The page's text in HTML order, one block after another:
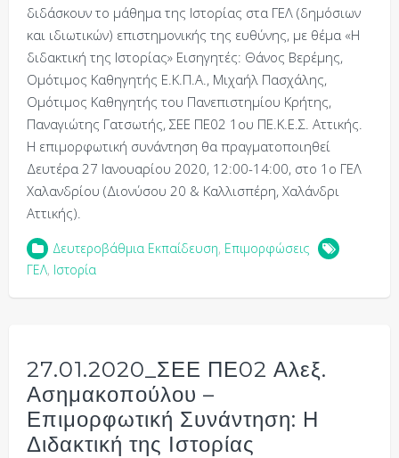
διδάσκουν το μάθημα της Ιστορίας στα ΓΕΛ (δημόσιων
και ιδιωτικών) επιστημονικής της ευθύνης, με θέμα «Η
διδακτική της Ιστορίας» Εισηγητές: Θάνος Βερέμης,
Ομότιμος Καθηγητής Ε.Κ.Π.Α., Μιχαήλ Πασχάλης,
Ομότιμος Kαθηγητής του Πανεπιστημίου Κρήτης,
Παναγιώτης Γατσωτής, ΣΕΕ ΠΕ02 1ου ΠΕ.Κ.Ε.Σ. Αττικής.
Η επιμορφωτική συνάντηση θα πραγματοποιηθεί
Δευτέρα 27 Ιανουαρίου 2020, 12:00-14:00, στο 1ο ΓΕΛ
Χαλανδρίου (Διονύσου 20 & Καλλισπέρη, Χαλάνδρι
Αττικής).
Δευτεροβάθμια Εκπαίδευση, Επιμορφώσεις
ΓΕΛ, Ιστορία
27.01.2020_ΣΕΕ ΠΕ02 Αλεξ.
Ασημακοπούλου –
Επιμορφωτική Συνάντηση: Η
Διδακτική της Ιστορίας